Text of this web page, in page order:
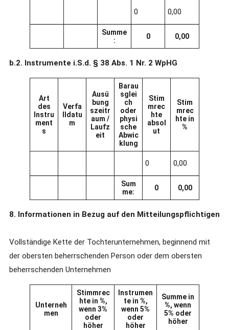
0 0,00
Summe
:
0 0,00
b.2. Instrumente i.S.d. § 38 Abs. 1 Nr. 2 WpHG
Art
des
Instru
ment
s
Verfa
lldatu
m
Ausü
bung
szeitr
aum /
Laufz
eit
Barau
sglei
ch
oder
physi
sche
Abwic
klung
Stim
mrec
hte
absol
ut
Stim
mrec
hte in
%
0 0,00
Sum
me:
0 0,00
8. Informationen in Bezug auf den Mitteilungspflichtigen
Vollständige Kette der Tochterunternehmen, beginnend mit
der obersten beherrschenden Person oder dem obersten
beherrschenden Unternehmen
Unterneh
men
Stimmrec
hte in %,
wenn 3%
oder
höher
Instrumen
te in %,
wenn 5%
oder
höher
Summe in
%, wenn
5% oder
höher